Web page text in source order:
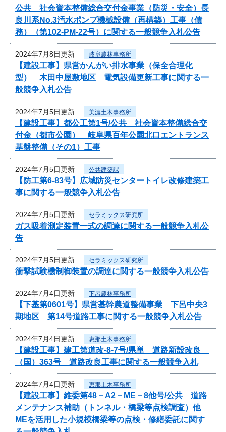
公共 社会資本整備総合交付金事業（防災・安全）長
良川系No.3汚水ポンプ機械設備（再構築）工事（債
務）（第102-PM-22号）に関する一般競争入札公告
2024年7月8日更新 岐阜農林事務所
【建設工事】県営かんがい排水事業（保全合理化
型） 木田中屋敷地区 電気設備更新工事に関する一
般競争入札公告
2024年7月5日更新 美濃土木事務所
【建設工事】都公工第1号/公共 社会資本整備総合交
付金（都市公園） 岐阜県百年公園北口エントランス
基盤整備（その1）工事
2024年7月5日更新 公共建築課
【防工第6-83号】広域防災センタートイレ改修建築工
事に関する一般競争入札公告
2024年7月5日更新 セラミックス研究所
ガス吸着測定装置一式の調達に関する一般競争入札公
告
2024年7月5日更新 セラミックス研究所
衝撃試験機制御装置の調達に関する一般競争入札公告
2024年7月4日更新 下呂農林事務所
【下基第0601号】県営基幹農道整備事業 下呂中央3
期地区 第14号道路工事に関する一般競争入札公告
2024年7月4日更新 恵那土木事務所
【建設工事】建工第道改-8-7号/県単 道路新設改良
（国）363号 道路改良工事に関する一般競争入札
2024年7月4日更新 恵那土木事務所
【建設工事】維委第48－A2－ME－8他号/公共 道路
メンテナンス補助（トンネル・橋梁等点検調査）他
MEを活用した小規模橋梁等の点検・修繕委託に関す